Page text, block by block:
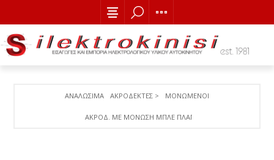
ΑΝΑΛΩΣΙΜΑ ΑΚΡΟΔΕΚΤΕΣ > ΜΟΝΩΜΕΝΟΙ
ΑΚΡΟΔ. ΜΕ ΜΟΝΩΣH ΜΠΛΕ ΠΛΑΓΙΟΣ 6,4MM (50ΤΜΧ)